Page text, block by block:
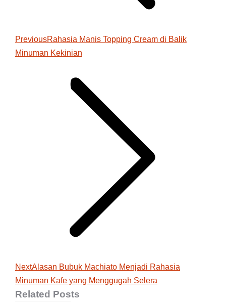
PreviousPrevious
post:
Rahasia Manis Topping Cream di Balik
Minuman Kekinian
NextNext
post:
Alasan Bubuk Machiato Menjadi Rahasia
Minuman Kafe yang Menggugah Selera
Related Posts